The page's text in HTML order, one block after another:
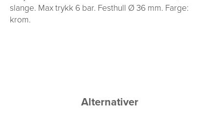
slange. Max trykk 6 bar. Festhull Ø 36 mm. Farge:
krom.
Alternativer